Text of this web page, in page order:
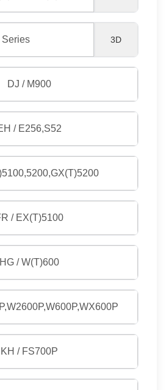
Series 3D
DJ / M900
/ E256,S52
/ EX(T)5100
HG / W(T)600
KH / FS700P